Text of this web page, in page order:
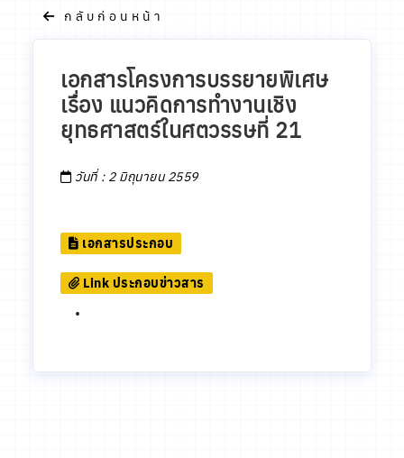
กลับก่อนหน้า
เอกสารโครงการบรรยายพิเศษ
เรื่อง แนวคิดการทำงานเชิง
ยุทธศาสตร์ในศตวรรษที่ 21
วันที่ : 2 มิถุนายน 2559
เอกสารประกอบ
Link ประกอบข่าวสาร
•